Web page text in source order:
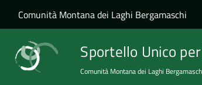
Salta al contenuto principale
Skip to site navigation
Comunità Montana dei Laghi Bergamaschi
Sportello Unico
Comunità Montana dei Laghi